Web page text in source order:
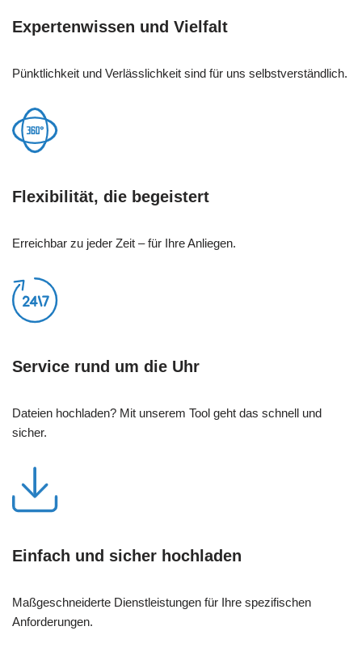
Expertenwissen und Vielfalt
Pünktlichkeit und Verlässlichkeit sind für uns selbstverständlich.
Flexibilität, die begeistert
Erreichbar zu jeder Zeit – für Ihre Anliegen.
Service rund um die Uhr
Dateien hochladen? Mit unserem Tool geht das schnell und
sicher.
Einfach und sicher hochladen
Maßgeschneiderte Dienstleistungen für Ihre spezifischen
Anforderungen.